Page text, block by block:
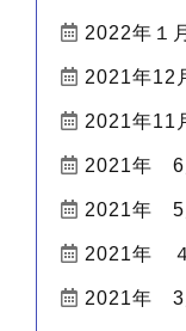
2022年１月
2021年12
2021年11
2021年 6
2021年 5
2021年
2021年 3